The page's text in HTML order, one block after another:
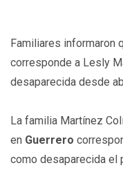
Familiares informaron
corresponde a Lesly
desaparecida desde
La familia Martínez
en Guerrero
como desaparecida el